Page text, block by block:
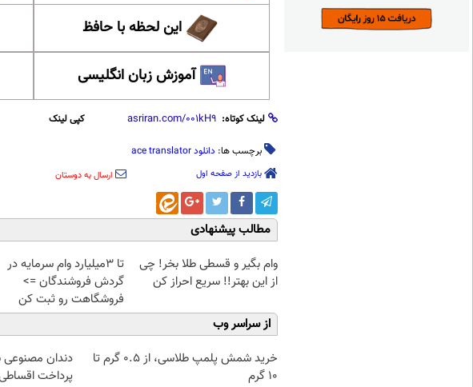
این لحظه با حافظ
آموزش زبان انگلیسی
لینک کوتاه: کپی لینک
برچسب ها: دانلود ace translator
بازدید از صفحه اول ارسال به دوستان
مطالب پیشنهادی
وام بگیر و قسطی طلا بخر! چی
از این بهتر!! سریع احراز کن
تا 3میلیارد وام سرمایه در
گردش فروشندگان =>
فروشگاهت رو ثبت کن
از سراسر وب
خرید شمش پلمپ طلاسی، از ۰.۵ گرم تا
۱۰ گرم
دندان
پرداخت